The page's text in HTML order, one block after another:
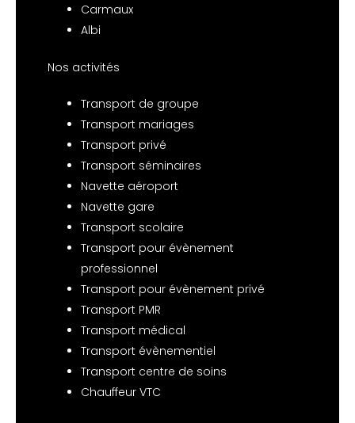
Carmaux
Albi
Nos activités
Transport de groupe
Transport mariages
Transport privé
Transport séminaires
Navette aéroport
Navette gare
Transport scolaire
Transport pour évènement
professionnel
Transport pour évènement privé
Transport PMR
Transport médical
Transport évènementiel
Transport centre de soins
Chauffeur VTC